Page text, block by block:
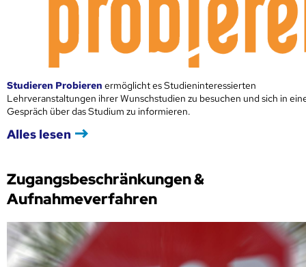
Studieren Probieren ermöglicht es Studieninteressierten
Lehrveranstaltungen ihrer Wunschstudien zu besuchen und sich in
Gespräch über das Studium zu informieren.
Alles lesen
Zugangsbeschränkungen &
Aufnahmeverfahren